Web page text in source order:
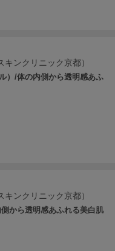
ンクリニック京都）
）/体の内側から透明感あふ
ンクリニック京都）
から透明感あふれる美白肌